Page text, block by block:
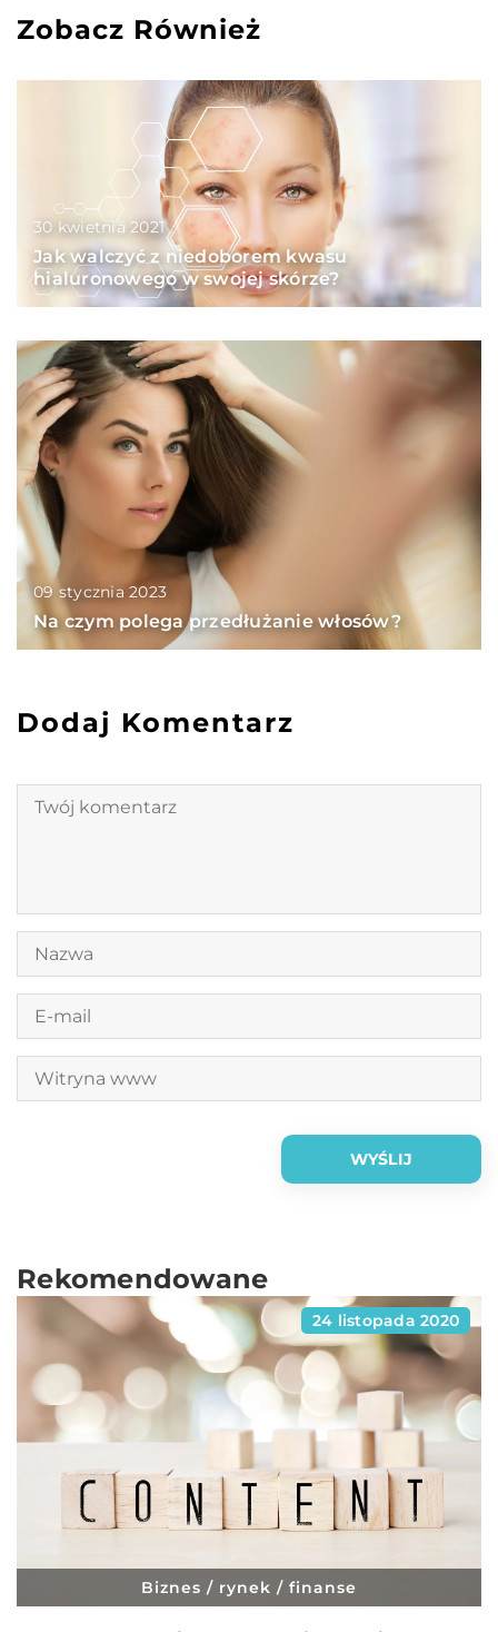
Zobacz Również
30 kwietnia 2021
Jak walczyć z niedoborem kwasu
hialuronowego w swojej skórze?
09 stycznia 2023
Na czym polega przedłużanie włosów?
Dodaj Komentarz
Rekomendowane
24 listopada 2020
Biznes / rynek / finanse